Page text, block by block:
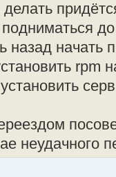
назад начать
rpm
неудачного